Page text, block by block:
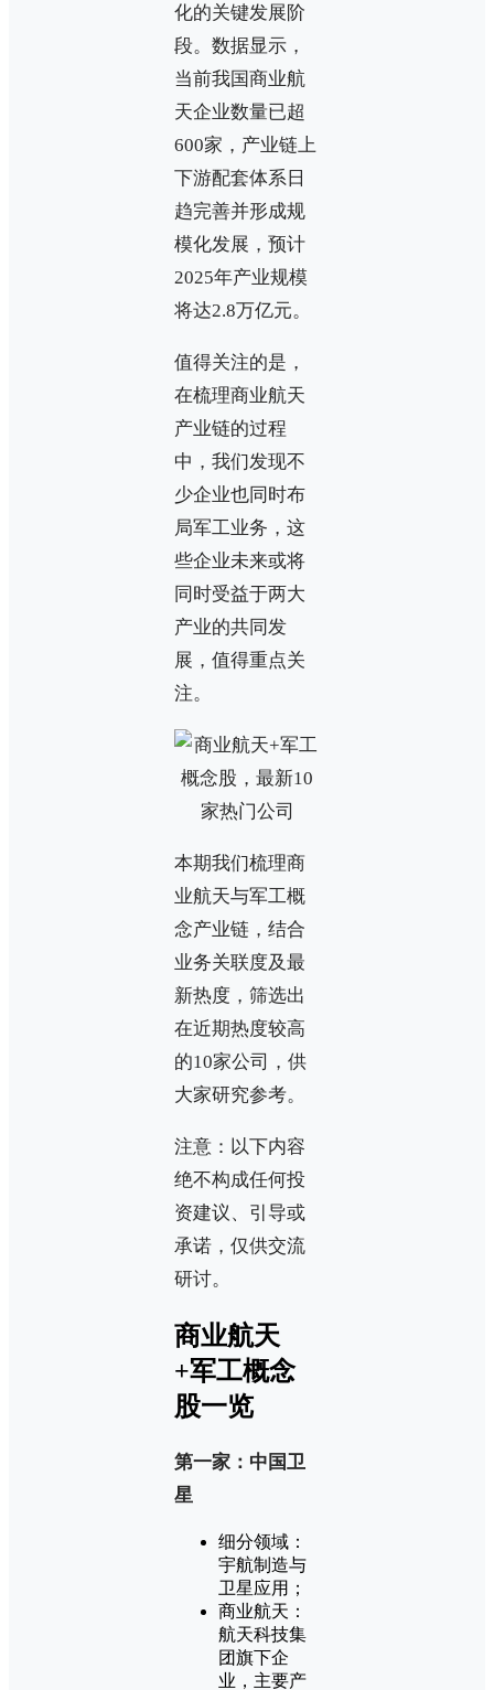
化的关键发展阶
段。数据显示，
当前我国商业航
天企业数量已超
600家，产业链上
下游配套体系日
趋完善并形成规
模化发展，预计
2025年产业规模
将达2.8万亿元。
值得关注的是，
在梳理商业航天
产业链的过程
中，我们发现不
少企业也同时布
局军工业务，这
些企业未来或将
同时受益于两大
产业的共同发
展，值得重点关
注。
本期我们梳理商
业航天与军工概
念产业链，结合
业务关联度及最
新热度，筛选出
在近期热度较高
的10家公司，供
大家研究参考。
注意：以下内容
绝不构成任何投
资建议、引导或
承诺，仅供交流
研讨。
商业航天
+军工概念
股一览
第一家：中国卫
星
细分领域：
宇航制造与
卫星应用；
商业航天：
航天科技集
团旗下企
业，主要产